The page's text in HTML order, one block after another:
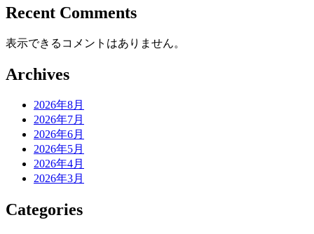
Recent Comments
表示できるコメントはありません。
Archives
2026年8月
2026年7月
2026年6月
2026年5月
2026年4月
2026年3月
Categories